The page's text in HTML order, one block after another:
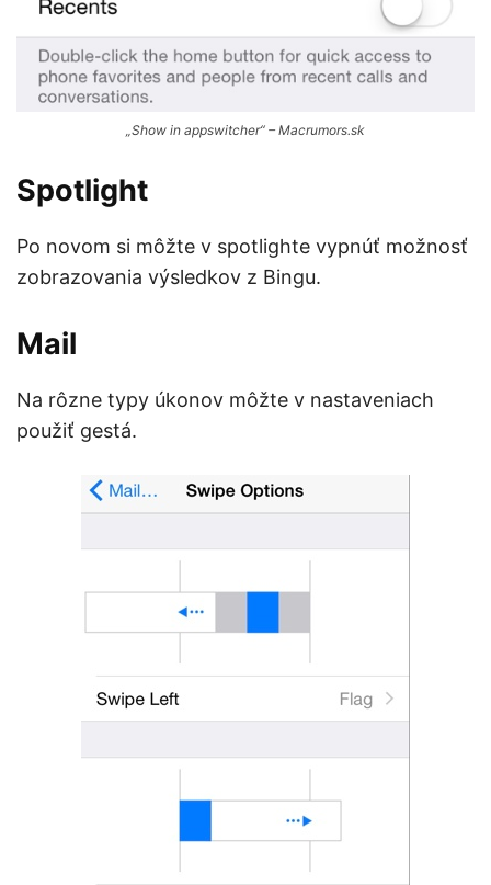
„Show in appswitcher“ – Macrumors.sk
Spotlight
Po novom si môžte v spotlighte vypnúť možnosť
zobrazovania výsledkov z Bingu.
Mail
Na rôzne typy úkonov môžte v nastaveniach
použiť gestá.